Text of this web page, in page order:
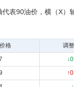
表90油价，横（X）
格 调